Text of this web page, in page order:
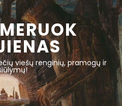
viešų renginių, pramogų ir